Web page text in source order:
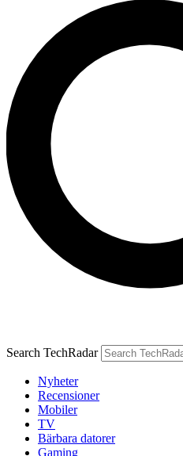
Search TechRadar
Nyheter
Recensioner
Mobiler
TV
Bärbara datorer
Gaming